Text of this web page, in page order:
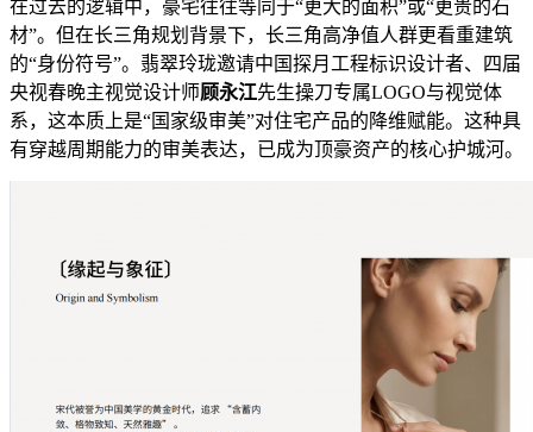
在过去的逻辑中，豪宅往往等同于“更大的面积”或“更贵的石
材”。但在长三角规划背景下，长三角高净值人群更看重建筑
的“身份符号”。翡翠玲珑邀请中国探月工程标识设计者、四届
央视春晚主视觉设计师顾永江先生操刀专属LOGO与视觉体
系，这本质上是“国家级审美”对住宅产品的降维赋能。这种具
有穿越周期能力的审美表达，已成为顶豪资产的核心护城河。